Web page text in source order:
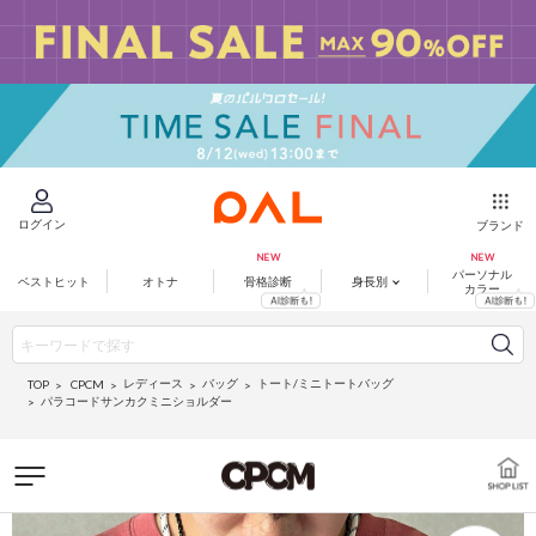
ログイン ブランド
ベストヒット オトナ 骨格診断 身長別
パーソナル
カラー
TOP CPCM レディース バッグ
トート/ミニトートバッグ
パラコードサンカクミニショルダー